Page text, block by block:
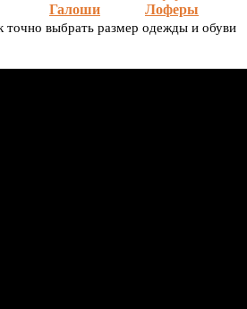
Галоши Лоферы
точно выбрать размер одежды и обуви